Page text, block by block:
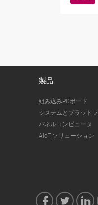
製品
組み込みPCボード
システムとプラット
パネルコンピュータ
AIoT ソリューション